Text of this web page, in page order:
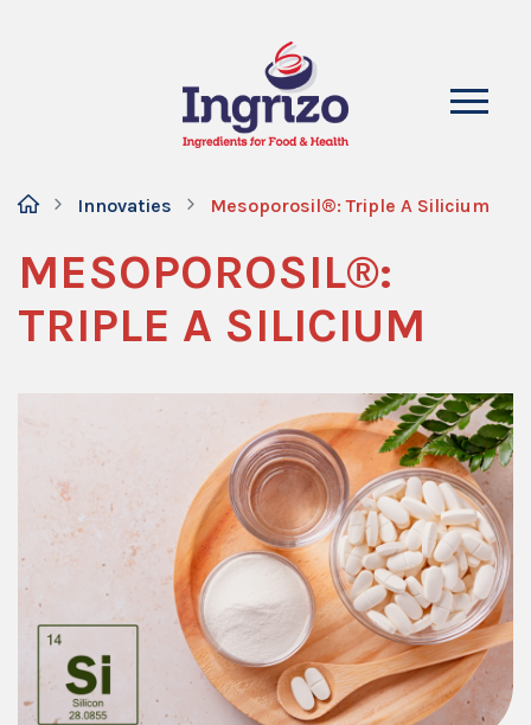
Innovaties Mesoporosil®: Triple A Silicium
MESOPOROSIL®:
TRIPLE A SILICIUM